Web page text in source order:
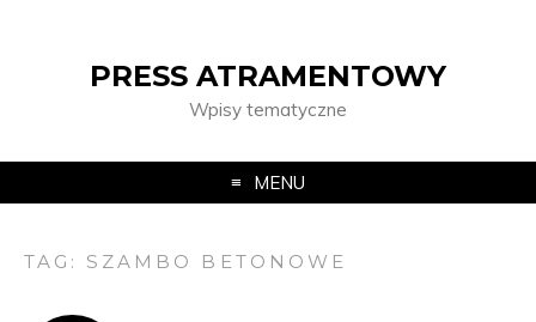
PRESS ATRAMENTOWY
Wpisy tematyczne
MENU
TAG: SZAMBO BETONOWE